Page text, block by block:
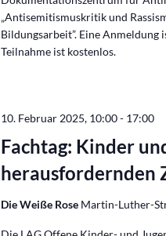
„Antisemitismuskritik und
Bildungsarbeit”. Eine Anmeldung
Teilnahme ist kostenlos.
Fachtag: Kinder
herausfordernden
10. Februar 2025, 10:00- 17:00
Die Weiße Rose Martin-Luther-